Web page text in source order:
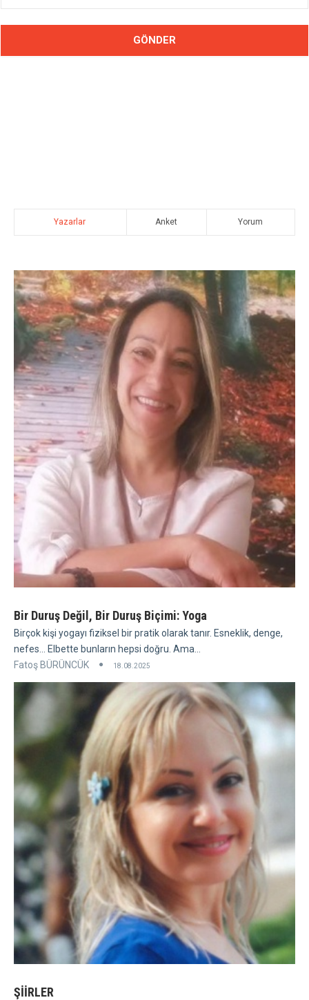
Yazarlar Anket Yorum
Bir Duruş Değil, Bir Duruş Biçimi: Yoga
Birçok kişi yogayı fiziksel bir pratik olarak tanır. Esneklik, denge,
nefes... Elbette bunların hepsi doğru. Ama...
Fatoş BÜRÜNCÜK
18.08.2025
ŞİİRLER